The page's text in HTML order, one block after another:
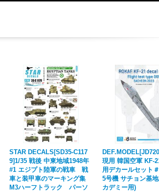
STAR DECALS[SD35-C117
9]1/35 戦後 中東地域1948年
#1 エジプト陸軍の戦車 戦
車と装甲車のマーキング集
M3ハーフトラック パーソ
現用 韓国空軍 KF-
用デカールセット
5号機 サチョン基
カデミー用)